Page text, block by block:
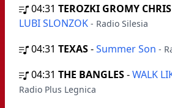
04:31 TEROZKI GROMY
LUBI SLONZOK - Radio Silesia
04:31 TEXAS-Summer Son -
04:31 THE BANGLES-WALK
Radio Plus Legnica